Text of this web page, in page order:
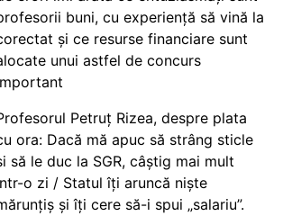
buni, cu experiență să vină la
și ce resurse financiare sunt
unui astfel de concurs
Petruț Rizea, despre plata
ora: Dacă mă apuc să strâng sticle
să le duc la SGR, câștig mai mult
o zi / Statul îți aruncă niște
și îți cere să-i spui „salariu”.